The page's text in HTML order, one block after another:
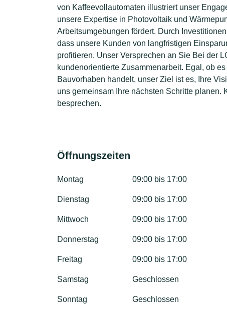
von Kaffeevollautomaten illustriert unser
unsere Expertise in Photovoltaik und
Arbeitsumgebungen fördert. Durch
dass unsere Kunden von langfristigen
profitieren. Unser Versprechen an Sie Bei der
kundenorientierte Zusammenarbeit. Egal, ob
Bauvorhaben handelt, unser Ziel ist es, Ihre
uns gemeinsam Ihre nächsten Schritte planen.
besprechen.
Öffnungszeiten
Montag 09:00 bis 17:00
Dienstag 09:00 bis 17:00
Mittwoch 09:00 bis 17:00
Donnerstag 09:00 bis 17:00
Freitag 09:00 bis 17:00
Samstag Geschlossen
Sonntag Geschlossen